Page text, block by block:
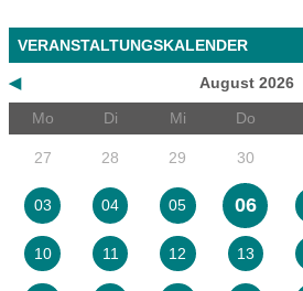
VERANSTALTUNGSKALENDER
◀
August 2026
Mo
Di Mi Do
27 28 29 30
03 04 05 06
10 11 12 13